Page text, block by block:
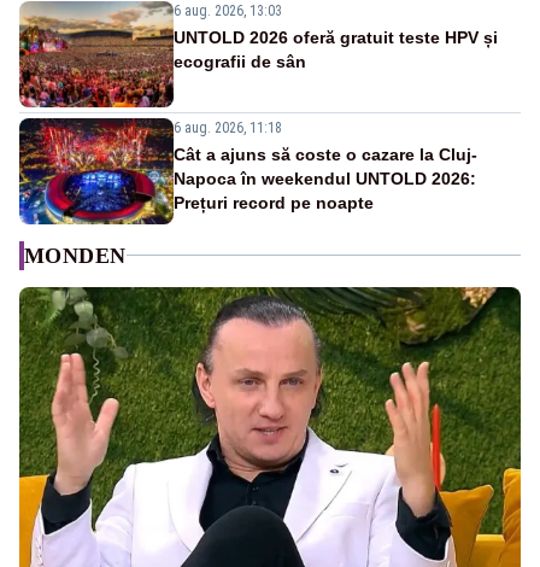
6 aug. 2026, 13:03
UNTOLD 2026 oferă gratuit teste HPV și
ecografii de sân
6 aug. 2026, 11:18
Cât a ajuns să coste o cazare la Cluj-
Napoca în weekendul UNTOLD 2026:
Prețuri record pe noapte
MONDEN